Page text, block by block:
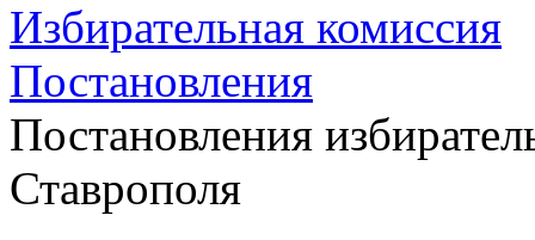
Избирательная комиссия
Постановления
Постановления
Ставрополя